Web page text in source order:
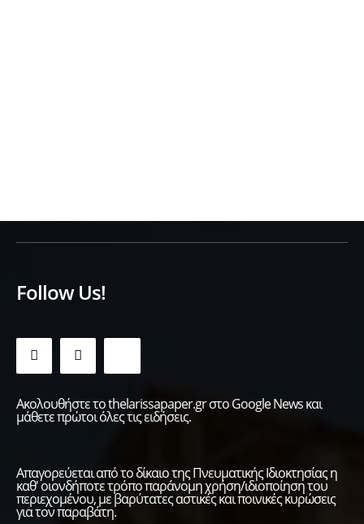
Follow Us!
Ακολουθήστε το thelarissapaper.gr στο Google News και
μάθετε πρώτοι όλες τις ειδήσεις.
Απαγορεύεται από το δίκαιο της Πνευματικής Ιδιοκτησίας η
καθ' οιονδήποτε τρόπο παράνομη χρήση/ιδιοποίηση του
περιεχομένου, με βαρύτατες αστικές και ποινικές κυρώσεις
για τον παραβάτη.